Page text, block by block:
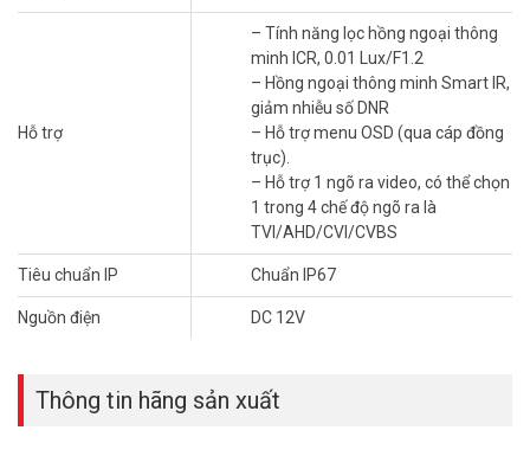
Hỗ trợ
– Tính năng lọc hồng ngoại thông
minh ICR, 0.01 Lux/F1.2
– Hồng ngoại thông minh Smart IR,
giảm nhiễu số DNR
– Hỗ trợ menu OSD (qua cáp đồng
trục).
– Hỗ trợ 1 ngõ ra video, có thể chọn
1 trong 4 chế độ ngõ ra là
TVI/AHD/CVI/CVBS
Tiêu chuẩn IP Chuẩn IP67
Nguồn điện DC 12V
Thông tin hãng sản xuất